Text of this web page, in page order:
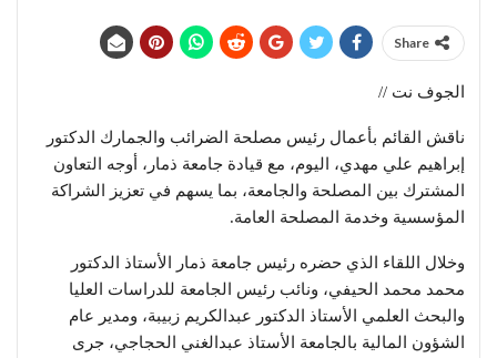
Share
الجوف نت //
ناقش القائم بأعمال رئيس مصلحة الضرائب والجمارك الدكتور
إبراهيم علي مهدي، اليوم، مع قيادة جامعة ذمار، أوجه التعاون
المشترك بين المصلحة والجامعة، بما يسهم في تعزيز الشراكة
المؤسسية وخدمة المصلحة العامة.
وخلال اللقاء الذي حضره رئيس جامعة ذمار الأستاذ الدكتور
محمد محمد الحيفي، ونائب رئيس الجامعة للدراسات العليا
والبحث العلمي الأستاذ الدكتور عبدالكريم زبيبة، ومدير عام
الشؤون المالية بالجامعة الأستاذ عبدالغني الحجاجي، جرى